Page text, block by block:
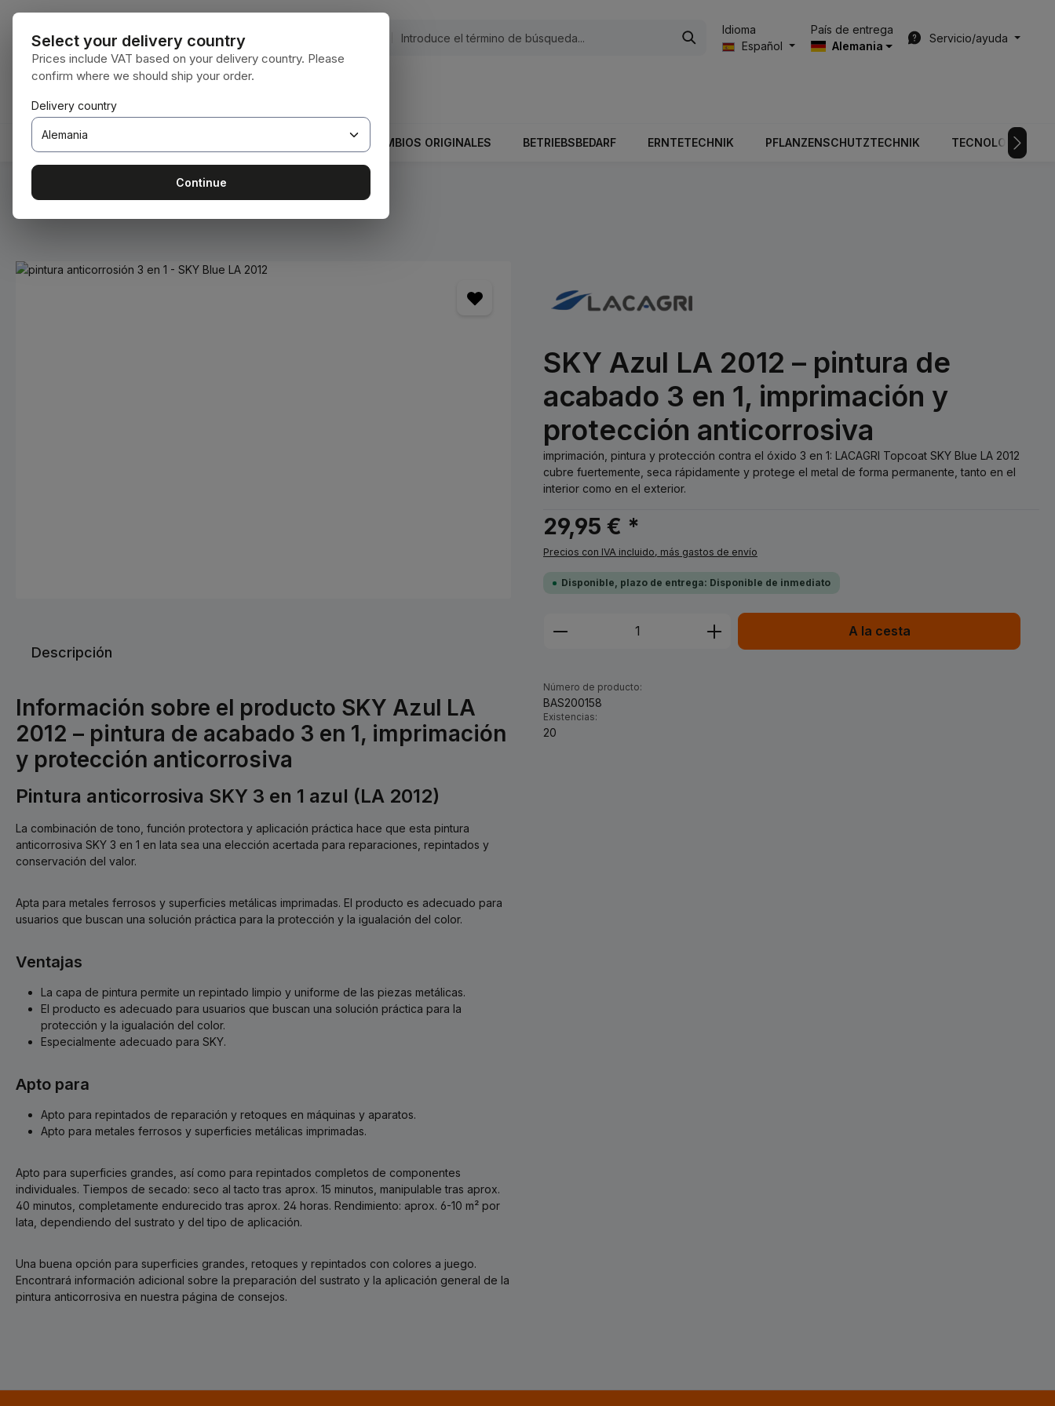
al contenido principal
Saltar a la búsqueda
Saltar a la navegación principal
Idioma
Español
País de entrega
Alemania
Servicio/ayuda
INICIO RECAMBIOS ORIGINALES BETRIEBSBEDARF ERNTETECHNIK PFLANZENSCHUTZTECHNIK TECNOLOGÍA DE
Estás aquí:
Omitir galería de imágenes
SKY Azul LA 2012 – pintura de
acabado 3 en 1, imprimación y
protección anticorrosiva
imprimación, pintura y protección contra el óxido 3 en 1: LACAGRI Topcoat SKY Blue LA 2012
cubre fuertemente, seca rápidamente y protege el metal de forma permanente, tanto en el
interior como en el exterior.
29,95 € *
Precios con IVA incluido, más gastos de envío
Disponible, plazo de entrega: Disponible de inmediato
Cantidad del producto: introduce la cantidad deseada
A la cesta
Número de producto:
BAS200158
Existencias:
20
Descripción
Información sobre el producto SKY Azul LA
2012 – pintura de acabado 3 en 1, imprimación
y protección anticorrosiva
Pintura anticorrosiva SKY 3 en 1 azul (LA 2012)
La combinación de tono, función protectora y aplicación práctica hace que esta pintura
anticorrosiva SKY 3 en 1 en lata sea una elección acertada para reparaciones, repintados y
conservación del valor.
Apta para metales ferrosos y superficies metálicas imprimadas. El producto es adecuado para
usuarios que buscan una solución práctica para la protección y la igualación del color.
Ventajas
La capa de pintura permite un repintado limpio y uniforme de las piezas metálicas.
El producto es adecuado para usuarios que buscan una solución práctica para la
protección y la igualación del color.
Especialmente adecuado para SKY.
Apto para
Apto para repintados de reparación y retoques en máquinas y aparatos.
Apto para metales ferrosos y superficies metálicas imprimadas.
Apto para superficies grandes, así como para repintados completos de componentes
individuales. Tiempos de secado: seco al tacto tras aprox. 15 minutos, manipulable tras aprox.
40 minutos, completamente endurecido tras aprox. 24 horas. Rendimiento: aprox. 6-10 m² por
lata, dependiendo del sustrato y del tipo de aplicación.
Una buena opción para superficies grandes, retoques y repintados con colores a juego.
Encontrará información adicional sobre la preparación del sustrato y la aplicación general de la
pintura anticorrosiva en nuestra página de consejos.
Select your delivery country
Prices include VAT based on your delivery country. Please
confirm where we should ship your order.
Delivery country
Continue